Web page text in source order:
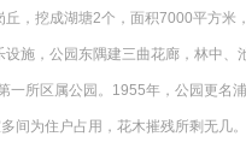
，挖成湖塘2个，面积7000平方
施，公园东隅建三曲花廊，林中
一所区属公园。1955年，公园更名
间为住户占用，花木摧残所剩无几。